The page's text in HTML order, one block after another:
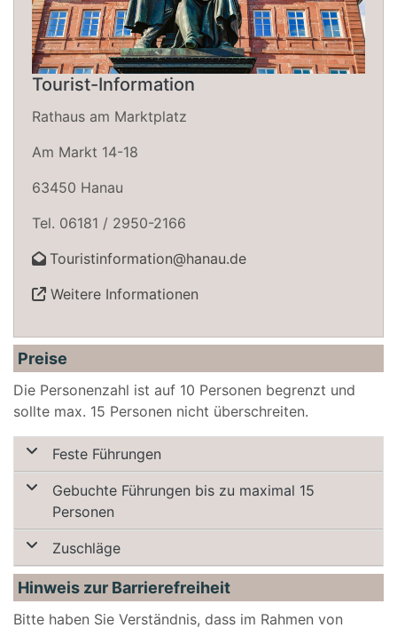
Tourist-Information
Rathaus am Marktplatz
Am Markt 14-18
63450 Hanau
Tel. 06181 / 2950-2166
Touristinformation@hanau.de
Weitere Informationen
Preise
Die Personenzahl ist auf 10 Personen begrenzt und
sollte max. 15 Personen nicht überschreiten.
Feste Führungen
Gebuchte Führungen bis zu maximal 15
Personen
Zuschläge
Hinweis zur Barrierefreiheit
Bitte haben Sie Verständnis, dass im Rahmen von